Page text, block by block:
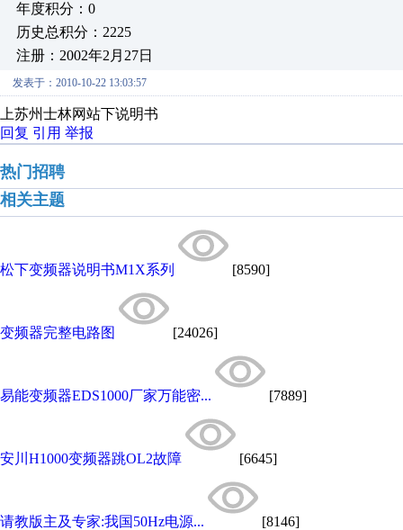
年度积分：0
历史总积分：2225
注册：2002年2月27日
发表于：2010-10-22 13:03:57
上苏州士林网站下说明书
回复 引用 举报
热门招聘
相关主题
松下变频器说明书M1X系列 [8590]
变频器完整电路图 [24026]
易能变频器EDS1000厂家万能密... [7889]
安川H1000变频器跳OL2故障 [6645]
请教版主及专家:我国50Hz电源... [8146]